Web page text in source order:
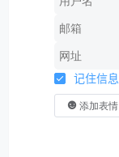
记住信息
添加表情